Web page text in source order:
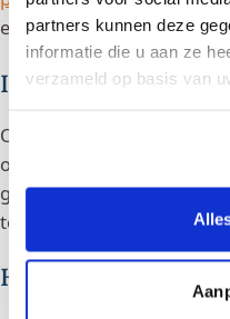
partners kunnen deze
informatie die u aan ze
verzameld op basis van
en het gevoel dat je de
Is deze burn-out
Onze test is gebaseerd op
outsymptomen en
geen medische diagnose.
te bepalen of je verdere
Hoe vaak kan ik de